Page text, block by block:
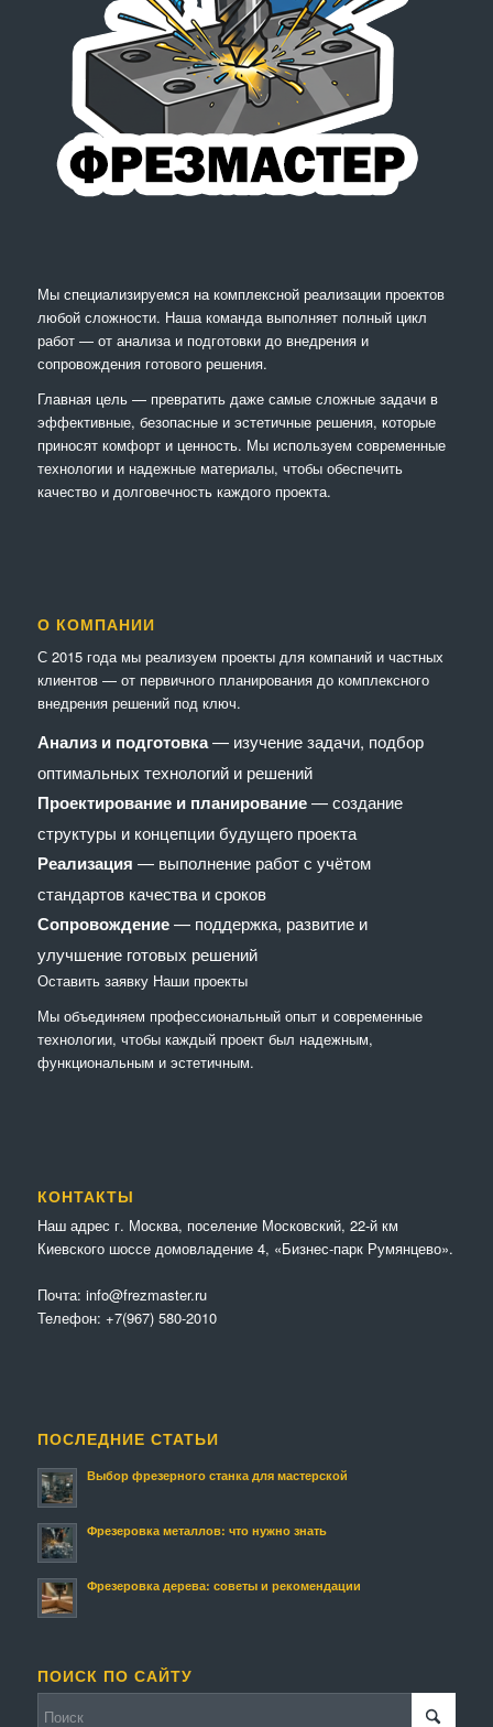
Мы специализируемся на комплексной реализации проектов
любой сложности. Наша команда выполняет полный цикл
работ — от анализа и подготовки до внедрения и
сопровождения готового решения.
Главная цель — превратить даже самые сложные задачи в
эффективные, безопасные и эстетичные решения, которые
приносят комфорт и ценность. Мы используем современные
технологии и надежные материалы, чтобы обеспечить
качество и долговечность каждого проекта.
О КОМПАНИИ
С 2015 года мы реализуем проекты для компаний и частных
клиентов — от первичного планирования до комплексного
внедрения решений под ключ.
Анализ и подготовка— изучение задачи, подбор
оптимальных технологий и решений
Проектирование и планирование— создание
структуры и концепции будущего проекта
Реализация — выполнение работ с учётом
стандартов качества и сроков
Сопровождение— поддержка, развитие и
улучшение готовых решений
Оставить заявку Наши проекты
Мы объединяем профессиональный опыт и современные
технологии, чтобы каждый проект был надежным,
функциональным и эстетичным.
КОНТАКТЫ
Наш адрес г. Москва, поселение Московский, 22-й км
Киевского шоссе домовладение 4, «Бизнес-парк Румянцево».
Почта: info@frezmaster.ru
Телефон: +7(967) 580-2010
ПОСЛЕДНИЕ СТАТЬИ
Выбор фрезерного станка для мастерской
Фрезеровка металлов: что нужно знать
Фрезеровка дерева: советы и рекомендации
ПОИСК ПО САЙТУ